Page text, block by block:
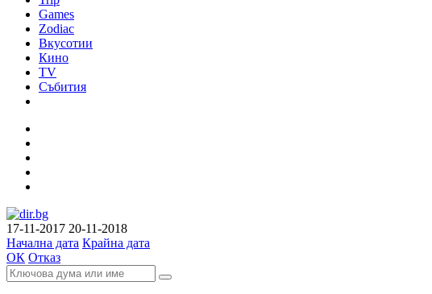
Games
Zodiac
Вкусотии
Кино
TV
Събития
17-11-2017 20-11-2018
Начална дата Крайна дата
ОК Отказ